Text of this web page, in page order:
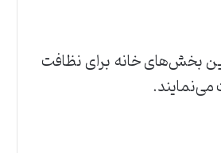
بخش‌های خانه برای نظافت